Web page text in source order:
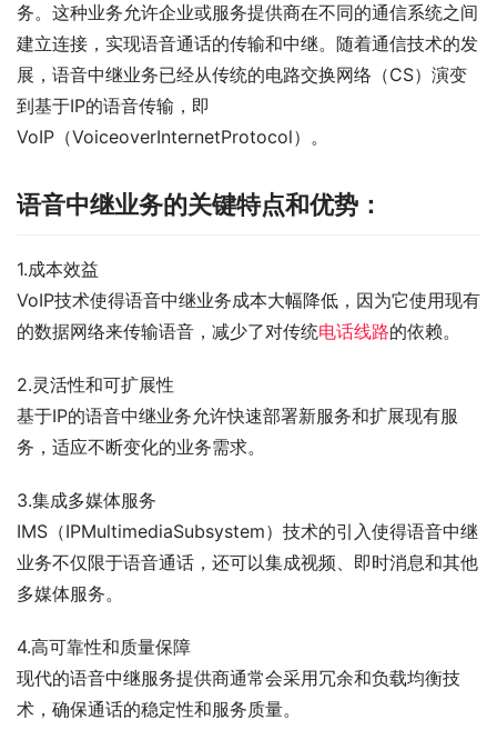
务。这种业务允许企业或服务提供商在不同的通信系统之间
建立连接，实现语音通话的传输和中继。随着通信技术的发
展，语音中继业务已经从传统的电路交换网络（CS）演变
到基于IP的语音传输，即
VoIP（VoiceoverInternetProtocol）。
语音中继业务的关键特点和优势：
1.成本效益
VoIP技术使得语音中继业务成本大幅降低，因为它使用现有
的数据网络来传输语音，减少了对传统电话线路的依赖。
2.灵活性和可扩展性
基于IP的语音中继业务允许快速部署新服务和扩展现有服
务，适应不断变化的业务需求。
3.集成多媒体服务
IMS（IPMultimediaSubsystem）技术的引入使得语音中继
业务不仅限于语音通话，还可以集成视频、即时消息和其他
多媒体服务。
4.高可靠性和质量保障
现代的语音中继服务提供商通常会采用冗余和负载均衡技
术，确保通话的稳定性和服务质量。